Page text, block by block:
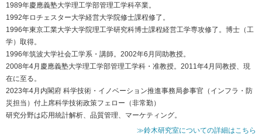
1989年慶應義塾大学理工学部管理工学科卒業。
1992年ロチェスター大学経営大学院修士課程修了。
1996年東京工業大学大学院理工学研究科博士課程経営工学専攻修了。博士（工
学）取得。
1996年筑波大学社会工学系・講師。2002年6月同助教授。
2008年4月慶應義塾大学理工学部管理工学科・准教授。2011年4月同教授、現
在に至る。
2023年4月内閣府 科学技術・イノベーション推進事務局参事官（インフラ・防
災担当）付上席科学技術政策フェロー（非常勤）
研究分野は応用統計解析、品質管理、マーケティング。
≫鈴木研究室についての詳細はこちら